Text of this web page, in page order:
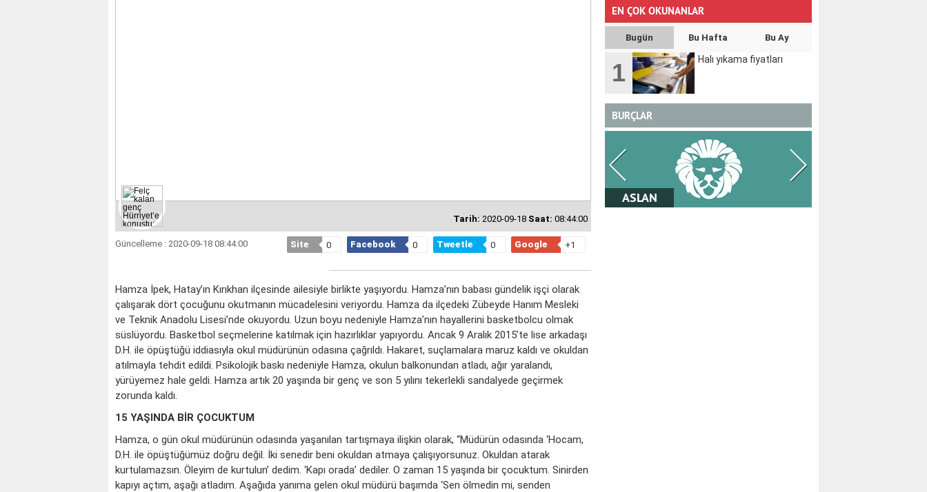
Tarih: 2020-09-18 Saat: 08:44:00
Güncelleme : 2020-09-18 08:44:00 Site 0 Facebook 0 Tweetle 0 Google +1
Hamza İpek, Hatay’ın Kırıkhan ilçesinde ailesiyle birlikte yaşıyordu. Hamza’nın babası gündelik işçi olarak
çalışarak dört çocuğunu okutmanın mücadelesini veriyordu. Hamza da ilçedeki Zübeyde Hanım Mesleki
ve Teknik Anadolu Lisesi’nde okuyordu. Uzun boyu nedeniyle Hamza’nın hayallerini basketbolcu olmak
süslüyordu. Basketbol seçmelerine katılmak için hazırlıklar yapıyordu. Ancak 9 Aralık 2015’te lise arkadaşı
D.H. ile öpüştüğü iddiasıyla okul müdürünün odasına çağrıldı. Hakaret, suçlamalara maruz kaldı ve okuldan
atılmayla tehdit edildi. Psikolojik baskı nedeniyle Hamza, okulun balkonundan atladı, ağır yaralandı,
yürüyemez hale geldi. Hamza artık 20 yaşında bir genç ve son 5 yılını tekerlekli sandalyede geçirmek
zorunda kaldı.
15 YAŞINDA BİR ÇOCUKTUM
Hamza, o gün okul müdürünün odasında yaşanılan tartışmaya ilişkin olarak, “Müdürün odasında ‘Hocam,
D.H. ile öpüştüğümüz doğru değil. İki senedir beni okuldan atmaya çalışıyorsunuz. Okuldan atarak
kurtulamazsın. Öleyim de kurtulun’ dedim. ‘Kapı orada’ dediler. O zaman 15 yaşında bir çocuktum. Sinirden
kapıyı açtım, aşağı atladım. Aşağıda yanıma gelen okul müdürü başımda ‘Sen ölmedin mi, senden
EN ÇOK OKUNANLAR
Bugün Bu Hafta Bu Ay
1 Halı yıkama fiyatları
BURÇLAR
YENGEÇ ASLAN BAŞAK